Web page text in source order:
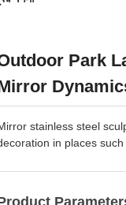
Park
stainless steel
in places